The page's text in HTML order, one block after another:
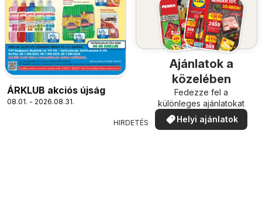
ÁRKLUB akciós újság
08.01. - 2026.08.31.
Ajánlatok a
közelében
Fedezze fel a
különleges ajánlatokat
Helyi ajánlatok
HIRDETÉS